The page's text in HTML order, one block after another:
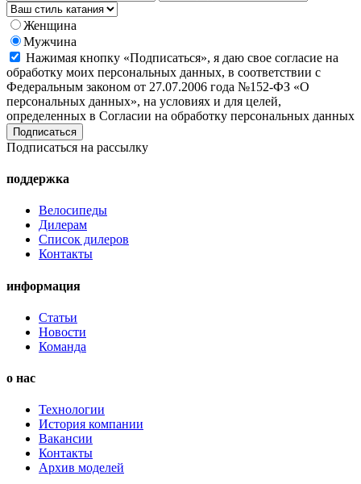
Женщина
Мужчина
Нажимая кнопку «Подписаться», я даю свое согласие на
обработку моих персональных данных, в соответствии с
Федеральным законом от 27.07.2006 года №152-ФЗ «О
персональных данных», на условиях и для целей,
определенных в Согласии на обработку персональных данных
Подписаться на рассылку
поддержка
Велосипеды
Дилерам
Список дилеров
Контакты
информация
Статьи
Новости
Команда
о нас
Технологии
История компании
Вакансии
Контакты
Архив моделей